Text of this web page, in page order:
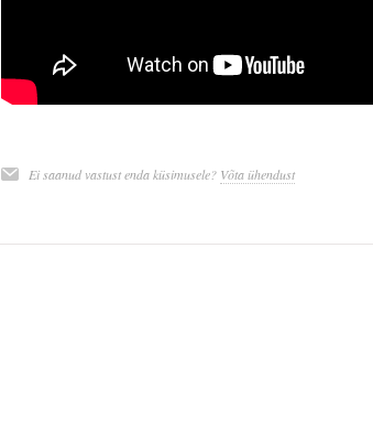
Ei saanud vastust enda küsimusele? Võta ühendust